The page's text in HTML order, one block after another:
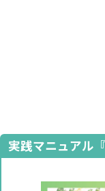
実践マニュアル